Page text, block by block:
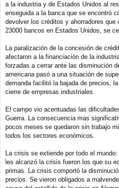
a la industria y de Estados Unidos al
enseguida a la banca que se encontró
devolver los créditos y ahorradores
23000 bancos en Estados Unidos, se
La paralización de la concesión de
afectaron a la financiación de la
forzadas a cerrar ante las disminución
americana pasó a una situación de
demanda facilitó la bajada de precios,
cierre de empresas industriales.
El campo vio acentuadas las
Guerra. La consecuencia mas
pocos meses se quedaron sin trabajo
todos los sectores económicos.
La crisis se extiende por todo el
les alcanzó la crisis fueron los que su
primas. La crisis comportó la
precios. Se vieron obligados a